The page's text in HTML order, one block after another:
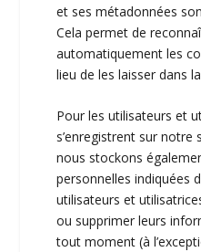
et ses métadonnées
Cela permet de
automatiquement les
lieu de les laisser dans
Pour les utilisateurs et
s’enregistrent sur notre
nous stockons
personnelles indiquées
utilisateurs et
ou supprimer leurs
tout moment (à